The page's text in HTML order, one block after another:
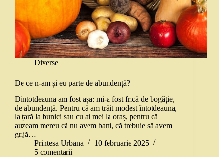
Diverse
De ce n-am și eu parte de abundență?
Dintotdeauna am fost așa: mi-a fost frică de bogăție,
de abundență. Pentru că am trăit modest întotdeauna,
la țară la bunici sau cu ai mei la oraș, pentru că
auzeam mereu că nu avem bani, că trebuie să avem
grijă…
Printesa Urbana
10 februarie 2025
5 comentarii